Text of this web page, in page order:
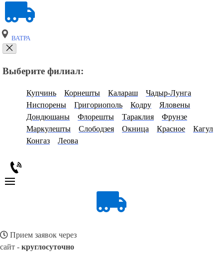
ВАТРА
Выберите филиал:
Купчинь Корнешты Калараш
Чадыр-Лунга
Ниспорены
Григориополь Кодру
Яловены
Дондюшаны
Флорешты Тараклия
Фрунзе
Маркулешты
Слободзея Окница Красное
Кагул
Конгаз
Леова
Прием заявок через
сайт - круглосуточно